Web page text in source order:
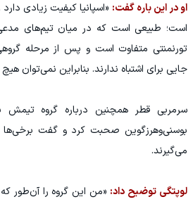
او در این باره گفت: «اسپانیا کیفیت زیادی
است؛ طبیعی است که در میان تیم‌های مدعی
تورنمنتی متفاوت است و پس از مرحله
جایی برای اشتباه ندارند. بنابراین نمی‌توان
سرمربی قطر همچنین درباره گروه تیمش
بوسنی‌وهرزگوین صحبت کرد و گفت
می‌گیرند.
لوپتگی توضیح داد: «من این گروه را آن‌طور